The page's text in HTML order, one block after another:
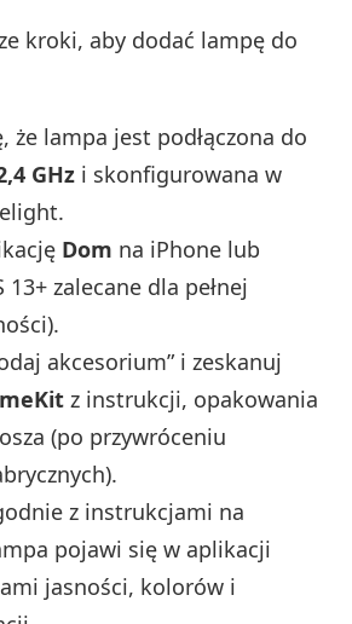
kroki, aby dodać lampę do
że lampa jest podłączona do
GHz i skonfigurowana w
Dom na iPhone lub
13+ zalecane dla pełnej
akcesorium” i zeskanuj
z instrukcji, opakowania
(po przywróceniu
z instrukcjami na
pojawi się w aplikacji
jasności, kolorów i